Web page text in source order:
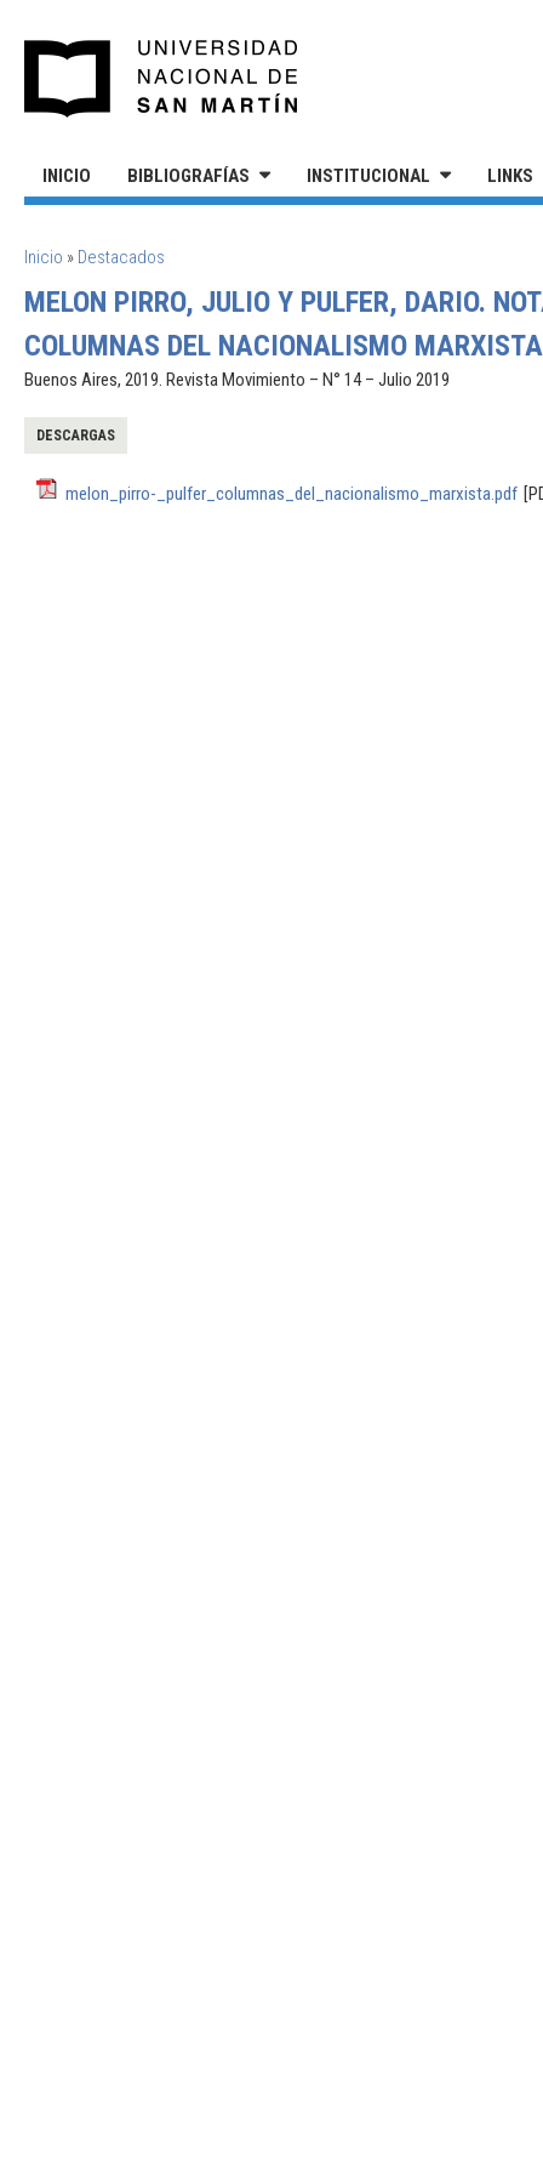
INICIO BIBLIOGRAFÍAS INSTITUCIONAL LINKS
SE ENCUENTRA USTED AQUÍ
Inicio » Destacados
MELON PIRRO, JULIO Y PULFER, DARIO.
COLUMNAS DEL NACIONALISMO
Buenos Aires, 2019. Revista Movimiento – N° 14 – Julio 2019
DESCARGAS
melon_pirro-_pulfer_columnas_del_nacionalismo_marxista.pdf